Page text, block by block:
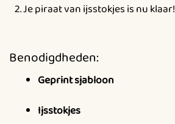
Je piraat van ijsstokjes is nu klaar!
Benodigdheden:
Geprint sjabloon
Ijsstokjes